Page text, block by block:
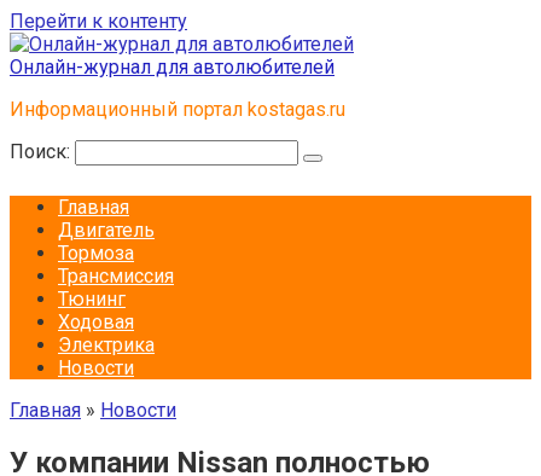
Перейти к контенту
Онлайн-журнал для автолюбителей
Информационный портал kostagas.ru
Поиск:
Главная
Двигатель
Тормоза
Трансмиссия
Тюнинг
Ходовая
Электрика
Новости
Главная » Новости
У компании Nissan полностью